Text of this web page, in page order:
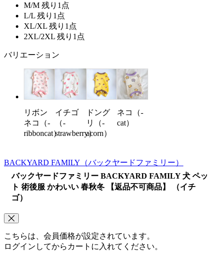
M/M 残り1点
L/L 残り1点
XL/XL 残り1点
2XL/2XL 残り1点
バリエーション
リボン
ネコ（-
ribboncat）
イチゴ
（-
strawberry）
ドング
リ（-
acorn）
ネコ（-
cat）
BACKYARD FAMILY （バックヤードファミリー）
バックヤードファミリー BACKYARD FAMILY 犬 ペッ
ト 術後服 かわいい 春秋冬 【返品不可商品】 （イチ
ゴ）
こちらは、会員価格が設定されています。
ログインしてからカートに入れてください。